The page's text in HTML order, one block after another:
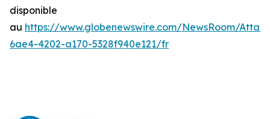
disponible
au https://www.globenewswire.com/NewsRoom/
6ae4-4202-a170-5328f940e121/fr